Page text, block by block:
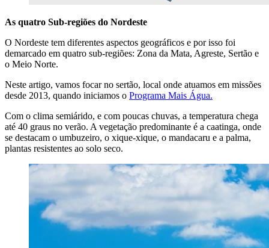
As quatro Sub-regiões do Nordeste
O Nordeste tem diferentes aspectos geográficos e por isso foi
demarcado em quatro sub-regiões: Zona da Mata, Agreste, Sertão e
o Meio Norte.
Neste artigo, vamos focar no sertão, local onde atuamos em missões
desde 2013, quando iniciamos o Programa Mais Água.
Com o clima semiárido, e com poucas chuvas, a temperatura chega
até 40 graus no verão. A vegetação predominante é a caatinga, onde
se destacam o umbuzeiro, o xique-xique, o mandacaru e a palma,
plantas resistentes ao solo seco.